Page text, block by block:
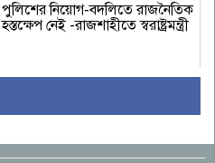
পুলিশের নিয়োগ-বদলিতে রাজনৈতিক
হস্তক্ষেপ নেই -রাজশাহীতে স্বরাষ্ট্রমন্ত্রী
বছর পূর্তি উদযাপন